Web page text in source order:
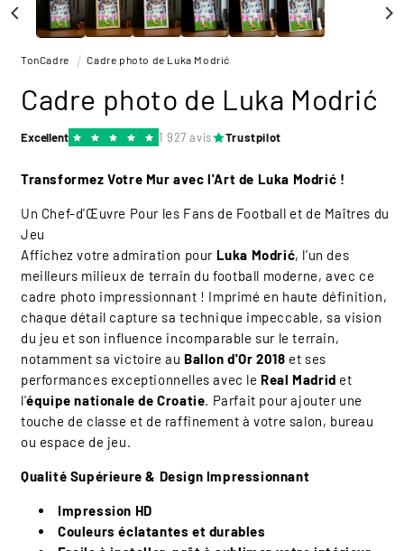
média
fenêtre
TonCadre Cadre photo de Luka Modrić
Cadre photo de Luka Modrić
Excellent 1 927 avis Trustpilot
Transformez Votre Mur avec l'Art de Luka Modrić !
Un Chef-d'Œuvre Pour les Fans de Football et de Maîtres du
Jeu
Affichez votre admiration pour Luka Modrić, l’un des
meilleurs milieux de terrain du football moderne, avec ce
cadre photo impressionnant ! Imprimé en haute définition,
chaque détail capture sa technique impeccable, sa vision
du jeu et son influence incomparable sur le terrain,
notamment sa victoire au Ballon d'Or 2018 et ses
performances exceptionnelles avec le Real Madrid et
l'équipe nationale de Croatie. Parfait pour ajouter une
touche de classe et de raffinement à votre salon, bureau
ou espace de jeu.
Qualité Supérieure & Design Impressionnant
Impression HD
Couleurs éclatantes et durables